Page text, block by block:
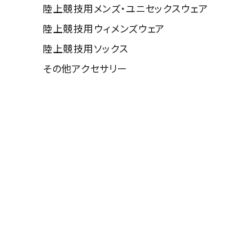
陸上競技用メンズ・ユニセックスウェア
陸上競技用ウィメンズウェア
陸上競技用ソックス
その他アクセサリー